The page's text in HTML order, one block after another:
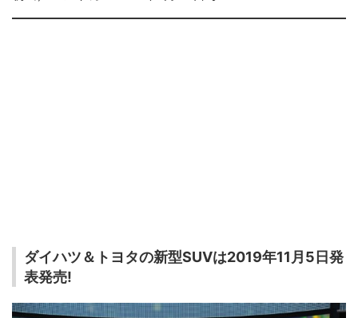
ダイハツ＆トヨタの新型SUVは2019年11月5日発
表発売!